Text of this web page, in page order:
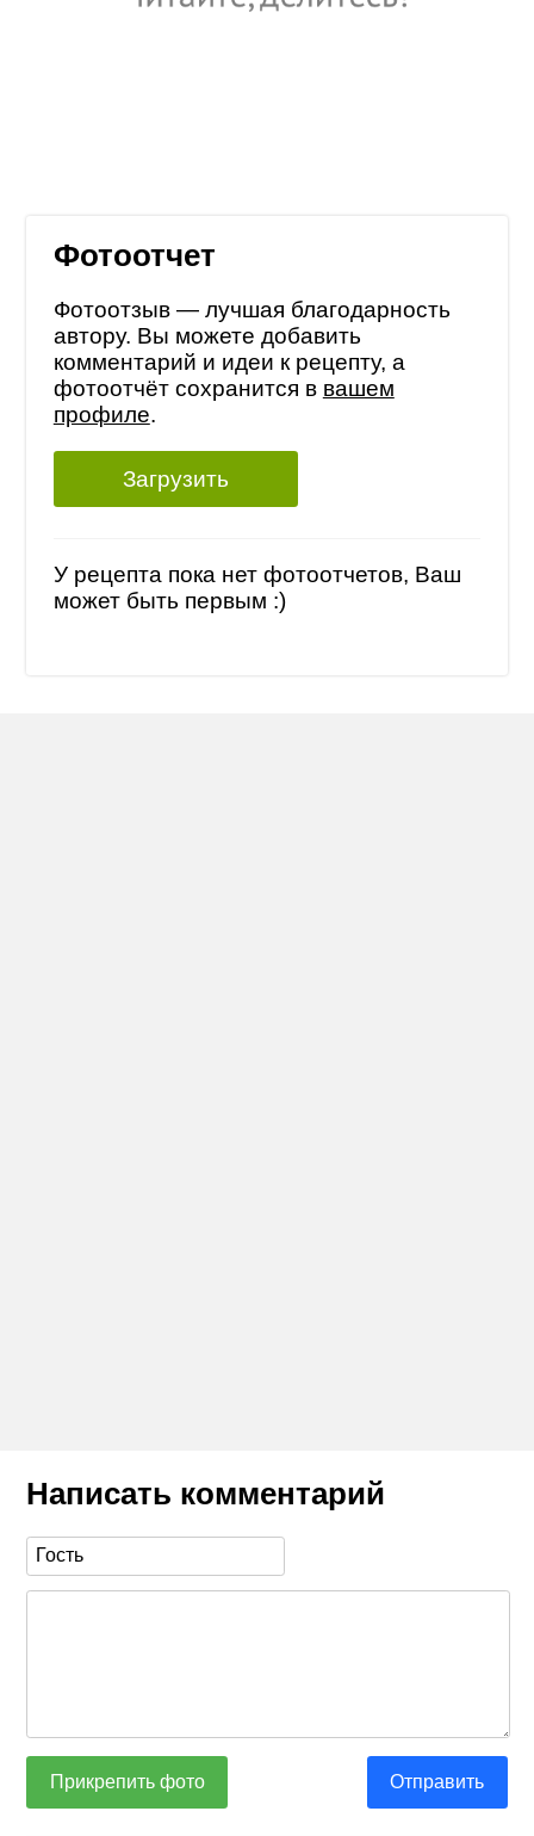
Фотоотчет
Фотоотзыв — лучшая благодарность
автору. Вы можете добавить
комментарий и идеи к рецепту, а
фотоотчёт сохранится в вашем
профиле.
Загрузить
У рецепта пока нет фотоотчетов, Ваш
может быть первым :)
Написать комментарий
Прикрепить фото Отправить